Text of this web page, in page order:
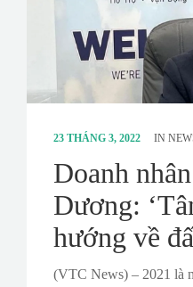
23 THÁNG 3, 2022 IN
Doanh
Dương:
hướng về
(VTC News) – 2021 là